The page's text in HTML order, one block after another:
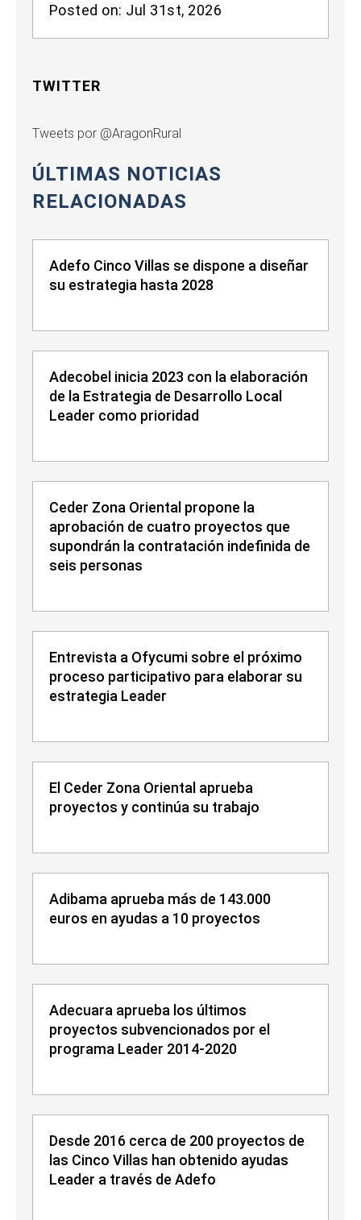
Posted on: Jul 31st, 2026
TWITTER
Tweets por @AragonRural
ÚLTIMAS NOTICIAS
RELACIONADAS
Adefo Cinco Villas se dispone a diseñar
su estrategia hasta 2028
Adecobel inicia 2023 con la elaboración
de la Estrategia de Desarrollo Local
Leader como prioridad
Ceder Zona Oriental propone la
aprobación de cuatro proyectos que
supondrán la contratación indefinida de
seis personas
Entrevista a Ofycumi sobre el próximo
proceso participativo para elaborar su
estrategia Leader
El Ceder Zona Oriental aprueba
proyectos y continúa su trabajo
Adibama aprueba más de 143.000
euros en ayudas a 10 proyectos
Adecuara aprueba los últimos
proyectos subvencionados por el
programa Leader 2014-2020
Desde 2016 cerca de 200 proyectos de
las Cinco Villas han obtenido ayudas
Leader a través de Adefo